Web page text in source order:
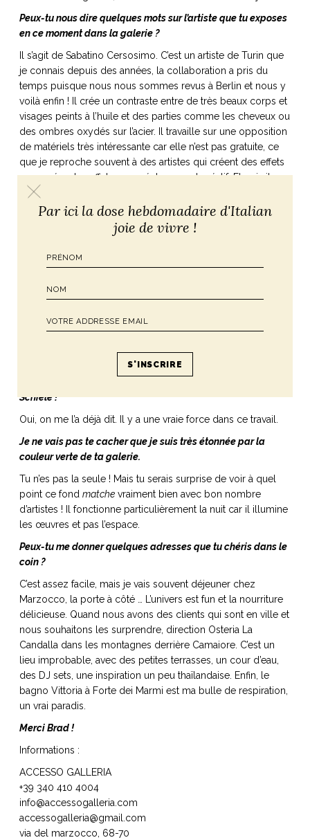
Peux-tu nous dire quelques mots sur l’artiste que tu exposes
en ce moment dans la galerie ?
Il s’agit de Sabatino Cersosimo. C’est un artiste de Turin que
je connais depuis des années, la collaboration a pris du
temps puisque nous nous sommes revus à Berlin et nous y
voilà enfin ! Il crée un contraste entre de très beaux corps et
visages peints à l’huile et des parties comme les cheveux ou
des ombres oxydés sur l’acier. Il travaille sur une opposition
de matériels très intéressante car elle n’est pas gratuite, ce
que je reproche souvent à des artistes qui créent des effets
pour créer des effets, sans réel concept créatif. Et puis il y a
tellement de détails : les double-bagues, l’expression dans
les regards, la douceur des corps …
Schiele !
Oui, on me l’a déjà dit. Il y a une vraie force dans ce travail.
Je ne vais pas te cacher que je suis très étonnée par la
couleur verte de ta galerie.
Tu n’es pas la seule ! Mais tu serais surprise de voir à quel
point ce fond matchevraiment bien avec bon nombre
d’artistes ! Il fonctionne particulièrement la nuit car il illumine
les œuvres et pas l’espace.
Peux-tu me donner quelques adresses que tu chéris dans le
coin ?
C’est assez facile, mais je vais souvent déjeuner chez
Marzocco, la porte à côté … L’univers est fun et la nourriture
délicieuse. Quand nous avons des clients qui sont en ville et
nous souhaitons les surprendre, direction Osteria La
Candalla dans les montagnes derrière Camaiore. C’est un
lieu improbable, avec des petites terrasses, un cour d’eau,
des DJ sets, une inspiration un peu thaïlandaise. Enfin, le
bagno Vittoria à Forte dei Marmi est ma bulle de respiration,
un vrai paradis.
Merci Brad !
Informations :
ACCESSO GALLERIA
+39 340 410 4004
info@accessogalleria.com
accessogalleria@gmail.com
via del marzocco, 68-70
Par ici la dose hebdomadaire d'Italian
joie de vivre !